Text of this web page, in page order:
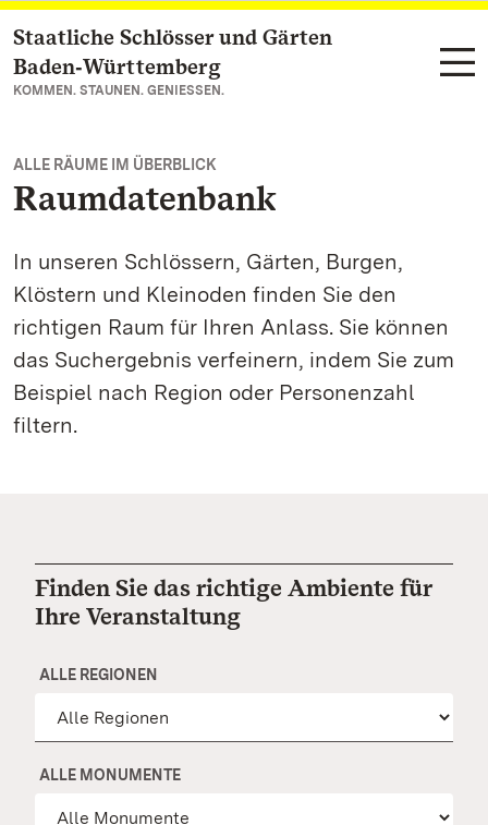
Zum Hauptinhalt springen
Staatliche Schlösser und Gärten
Baden‑Württemberg
KOMMEN. STAUNEN. GENIESSEN.
ALLE RÄUME IM ÜBERBLICK
Raumdatenbank
In unseren Schlössern, Gärten, Burgen,
Klöstern und Kleinoden finden Sie den
richtigen Raum für Ihren Anlass. Sie können
das Suchergebnis verfeinern, indem Sie zum
Beispiel nach Region oder Personenzahl
filtern.
Finden Sie das richtige Ambiente für
Ihre Veranstaltung
ALLE REGIONEN
ALLE MONUMENTE